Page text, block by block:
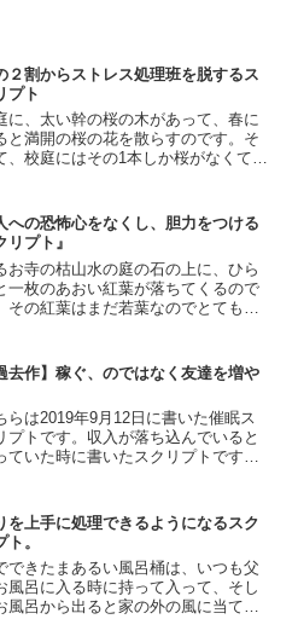
れていないので...
２割からストレス処理班を脱するス
プト
に、太い幹の桜の木があって、春に
と満開の桜の花を散らすのです。そ
、校庭にはその1本しか桜がなくて、
にサッカーをしたり野球をしたりし
その歓声でとても賑...
への恐怖心をなくし、胆力をつける
リプト』
お寺の枯山水の庭の石の上に、ひら
一枚のあおい紅葉が落ちてくるので
その紅葉はまだ若葉なのでとても小
ってみていたけれど、風が吹いて
そばに鳥がおりたっても...
去作】稼ぐ、のではなく友達を増や
らは2019年9月12日に書いた催眠ス
プトです。収入が落ち込んでいると
ていた時に書いたスクリプトです。
とするのではなく、「友達」を増や
とで自然と...
を上手に処理できるようになるスク
ト。
できたまあるい風呂桶は、いつも父
風呂に入る時に持って入って、そし
風呂から出ると家の外の風に当てる